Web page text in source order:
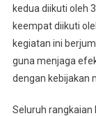
kedua diikuti oleh
keempat diikuti
kegiatan ini
guna menjaga
dengan kebijakan
Seluruh rangkaian